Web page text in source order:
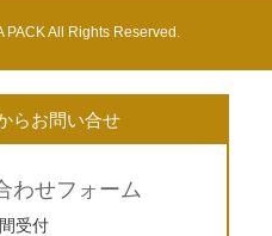
All Rights Reserved.
らお問い合せ
わせフォーム
受付